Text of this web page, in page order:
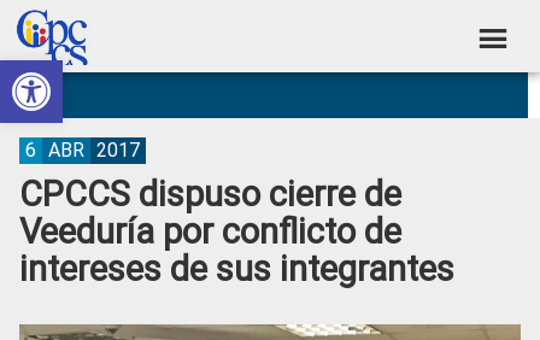
Abrir barra de herramientas
Skip
to
primary
navigation
Skip
to
main
content
Skip
to
primary
sidebar
Skip
to
footer
Consejo
de
Participación
Ciudadana
Control
Social
Construyendo
Poder
Ciudadano
CPCCS dispuso cierre de
Veeduría por conflicto de
intereses de sus integrantes
6 ABR 2017